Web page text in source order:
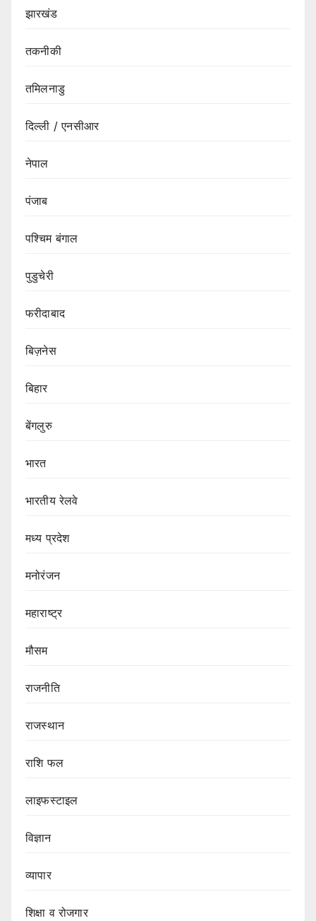
झारखंड
तकनीकी
तमिलनाडु
दिल्ली / एनसीआर
नेपाल
पंजाब
पश्चिम बंगाल
पुडुचेरी
फरीदाबाद
बिज़नेस
बिहार
बेंगलुरु
भारत
भारतीय रेलवे
मध्य प्रदेश
मनोरंजन
महाराष्ट्र
मौसम
राजनीति
राजस्थान
राशि फल
लाइफस्टाइल
विज्ञान
व्यापार
शिक्षा व रोजगार